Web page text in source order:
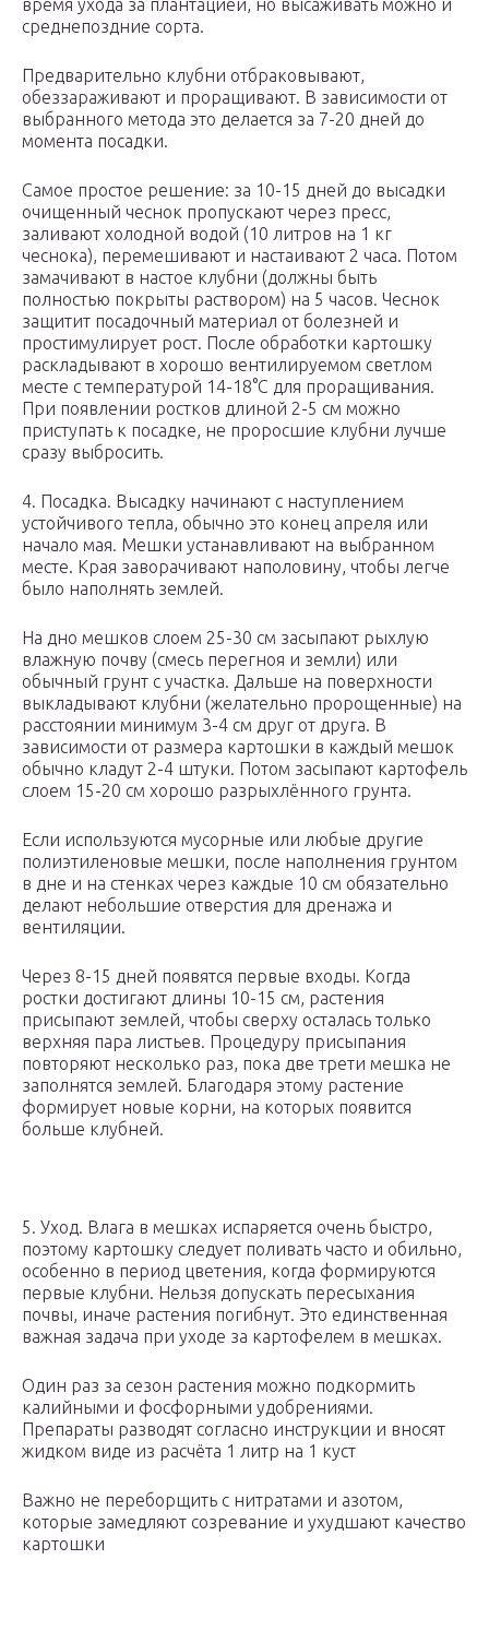
время ухода за плантацией, но высаживать можно и
среднепоздние сорта.
Предварительно клубни отбраковывают,
обеззараживают и проращивают. В зависимости от
выбранного метода это делается за 7-20 дней до
момента посадки.
Самое простое решение: за 10-15 дней до высадки
очищенный чеснок пропускают через пресс,
заливают холодной водой (10 литров на 1 кг
чеснока), перемешивают и настаивают 2 часа. Потом
замачивают в настое клубни (должны быть
полностью покрыты раствором) на 5 часов. Чеснок
защитит посадочный материал от болезней и
простимулирует рост. После обработки картошку
раскладывают в хорошо вентилируемом светлом
месте с температурой 14-18°C для проращивания.
При появлении ростков длиной 2-5 см можно
приступать к посадке, не проросшие клубни лучше
сразу выбросить.
4. Посадка. Высадку начинают с наступлением
устойчивого тепла, обычно это конец апреля или
начало мая. Мешки устанавливают на выбранном
месте. Края заворачивают наполовину, чтобы легче
было наполнять землей.
На дно мешков слоем 25-30 см засыпают рыхлую
влажную почву (смесь перегноя и земли) или
обычный грунт с участка. Дальше на поверхности
выкладывают клубни (желательно пророщенные) на
расстоянии минимум 3-4 см друг от друга. В
зависимости от размера картошки в каждый мешок
обычно кладут 2-4 штуки. Потом засыпают картофель
слоем 15-20 см хорошо разрыхлённого грунта.
Если используются мусорные или любые другие
полиэтиленовые мешки, после наполнения грунтом
в дне и на стенках через каждые 10 см обязательно
делают небольшие отверстия для дренажа и
вентиляции.
Через 8-15 дней появятся первые входы. Когда
ростки достигают длины 10-15 см, растения
присыпают землей, чтобы сверху осталась только
верхняя пара листьев. Процедуру присыпания
повторяют несколько раз, пока две трети мешка не
заполнятся землей. Благодаря этому растение
формирует новые корни, на которых появится
больше клубней.
5. Уход. Влага в мешках испаряется очень быстро,
поэтому картошку следует поливать часто и обильно,
особенно в период цветения, когда формируются
первые клубни. Нельзя допускать пересыхания
почвы, иначе растения погибнут. Это единственная
важная задача при уходе за картофелем в мешках.
Один раз за сезон растения можно подкормить
калийными и фосфорными удобрениями.
Препараты разводят согласно инструкции и вносят
жидком виде из расчёта 1 литр на 1 куст
Важно не переборщить с нитратами и азотом,
которые замедляют созревание и ухудшают качество
картошки